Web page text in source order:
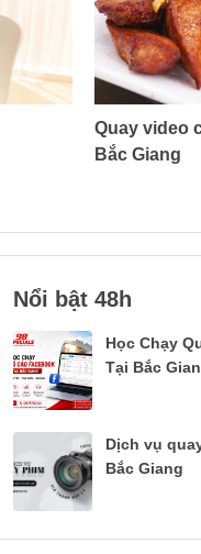
Quay video
Bắc Giang
Nổi bật 48h
Học Chạy
Tại Bắc
Dịch vụ
Bắc Giang